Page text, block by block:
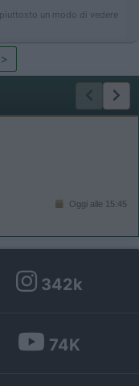
un modo di vedere
>
Oggi alle 15:45
342k
74K